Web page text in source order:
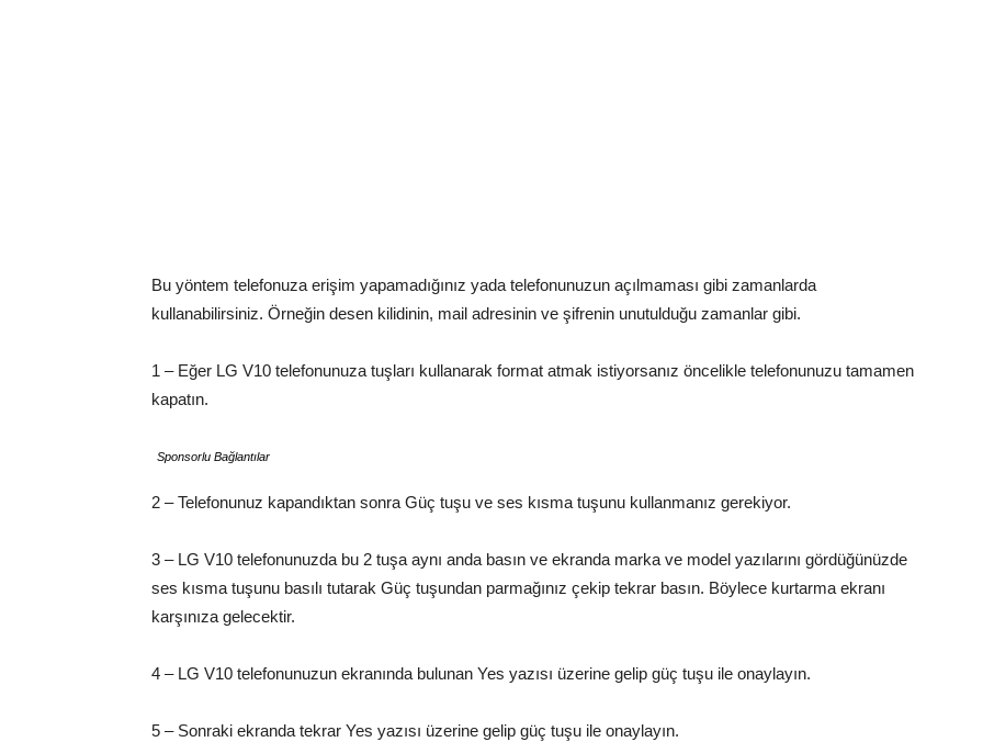
Bu yöntem telefonuza erişim yapamadığınız yada telefonunuzun açılmaması gibi zamanlarda
kullanabilirsiniz. Örneğin desen kilidinin, mail adresinin ve şifrenin unutulduğu zamanlar gibi.
1 – Eğer LG V10 telefonunuza tuşları kullanarak format atmak istiyorsanız öncelikle telefonunuzu tamamen
kapatın.
Sponsorlu Bağlantılar
2 – Telefonunuz kapandıktan sonra Güç tuşu ve ses kısma tuşunu kullanmanız gerekiyor.
3 – LG V10 telefonunuzda bu 2 tuşa aynı anda basın ve ekranda marka ve model yazılarını gördüğünüzde
ses kısma tuşunu basılı tutarak Güç tuşundan parmağınız çekip tekrar basın. Böylece kurtarma ekranı
karşınıza gelecektir.
4 – LG V10 telefonunuzun ekranında bulunan Yes yazısı üzerine gelip güç tuşu ile onaylayın.
5 – Sonraki ekranda tekrar Yes yazısı üzerine gelip güç tuşu ile onaylayın.